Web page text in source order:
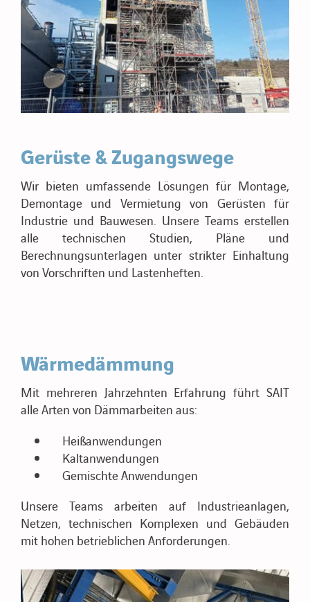
Gerüste & Zugangswege
Wir bieten umfassende Lösungen für Montage,
Demontage und Vermietung von Gerüsten für
Industrie und Bauwesen. Unsere Teams erstellen
alle technischen Studien, Pläne und
Berechnungsunterlagen unter strikter Einhaltung
von Vorschriften und Lastenheften.
Wärmedämmung
Mit mehreren Jahrzehnten Erfahrung führt SAIT
alle Arten von Dämmarbeiten aus:
Heißanwendungen
Kaltanwendungen
Gemischte Anwendungen
Unsere Teams arbeiten auf Industrieanlagen,
Netzen, technischen Komplexen und Gebäuden
mit hohen betrieblichen Anforderungen.